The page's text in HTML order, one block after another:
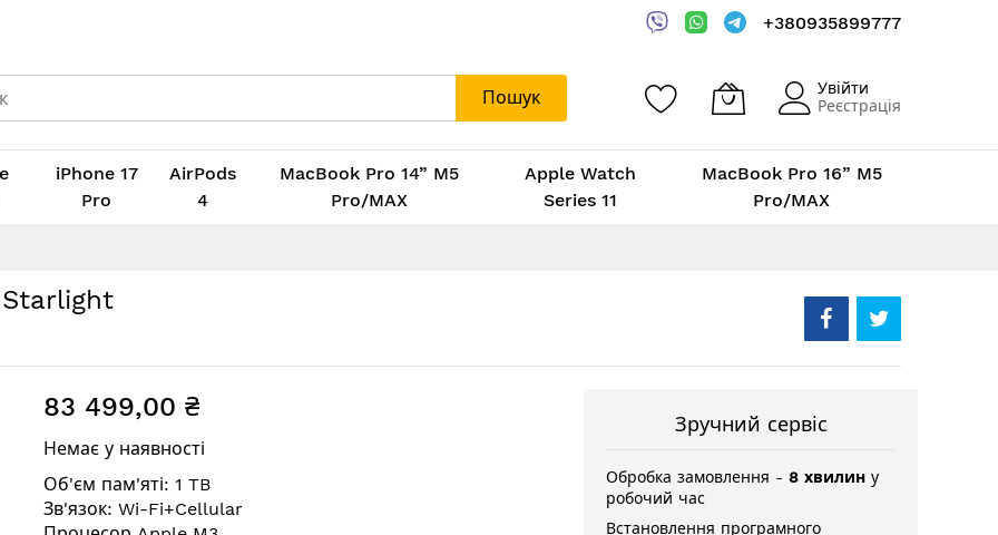
+380935899777
Пошук
Увійти
Реєстрація
iPhone 17
Pro
AirPods
4
MacBook Pro 14” M5
Pro/MAX
Apple Watch
Series 11
MacBook Pro 16” M5
Pro/MAX
Starlight
83 499,00 ₴
Немає у наявності
Об'єм пам'яті: 1 TB
Зв'язок: Wi-Fi+Cellular
Зручний сервіс
Обробка замовлення - 8 хвилин у
робочий час
Встановлення програмного